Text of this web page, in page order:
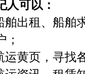
人可以：
舶出租、船舶
；
运黄页，寻找